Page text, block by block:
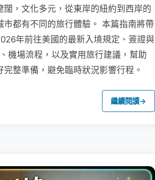
闊，文化多元，從東岸的紐約到西岸的
市都有不同的旅行體驗。 本篇指南將帶
年前往美國的最新入境規定、簽證與
機場流程，以及實用旅行建議，幫助
完整準備，避免臨時狀況影響行程。
繼續閱讀→